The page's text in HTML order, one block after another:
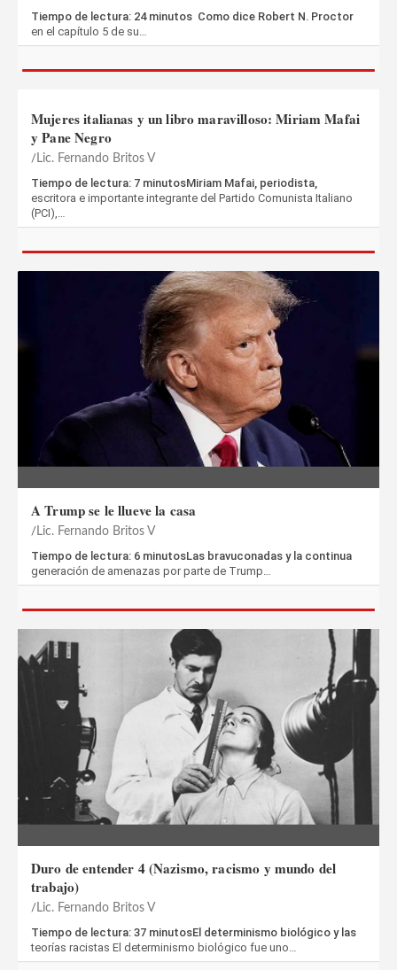
Tiempo de lectura: 24 minutos Como dice Robert N. Proctor
en el capítulo 5 de su…
Mujeres italianas y un libro maravilloso: Miriam Mafai
y Pane Negro
Lic. Fernando Britos V
Tiempo de lectura: 7 minutosMiriam Mafai, periodista,
escritora e importante integrante del Partido Comunista Italiano
(PCI),…
A Trump se le llueve la casa
Lic. Fernando Britos V
Tiempo de lectura: 6 minutosLas bravuconadas y la continua
generación de amenazas por parte de Trump…
Duro de entender 4 (Nazismo, racismo y mundo del
trabajo)
Lic. Fernando Britos V
Tiempo de lectura: 37 minutosEl determinismo biológico y las
teorías racistas El determinismo biológico fue uno…